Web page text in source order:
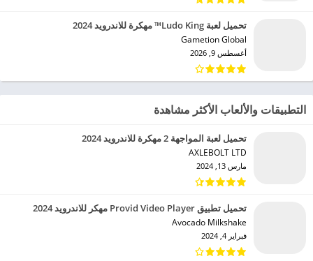
تحميل لعبة Ludo King™ مهكرة للاندرويد 2024
Gametion Global‏
أغسطس 9, 2026
التطبيقات والألعاب الأكثر مشاهدة
تحميل لعبة المواجهة 2 مهكرة للاندرويد 2024
AXLEBOLT LTD‏
مارس 13, 2024
تحميل تطبيق Provid Video Player مهكر للاندرويد 2024
Avocado Milkshake‏
فبراير 4, 2024